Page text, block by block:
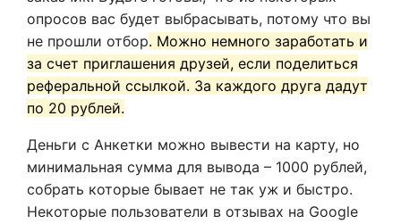
опросов вас будет выбрасывать, потому что вы
не прошли отбор. Можно немного заработать и
за счет приглашения друзей, если поделиться
реферальной ссылкой. За каждого друга дадут
по 20 рублей.
Деньги с Анкетки можно вывести на карту, но
минимальная сумма для вывода – 1000 рублей,
собрать которые бывает не так уж и быстро.
Некоторые пользователи в отзывах на Google